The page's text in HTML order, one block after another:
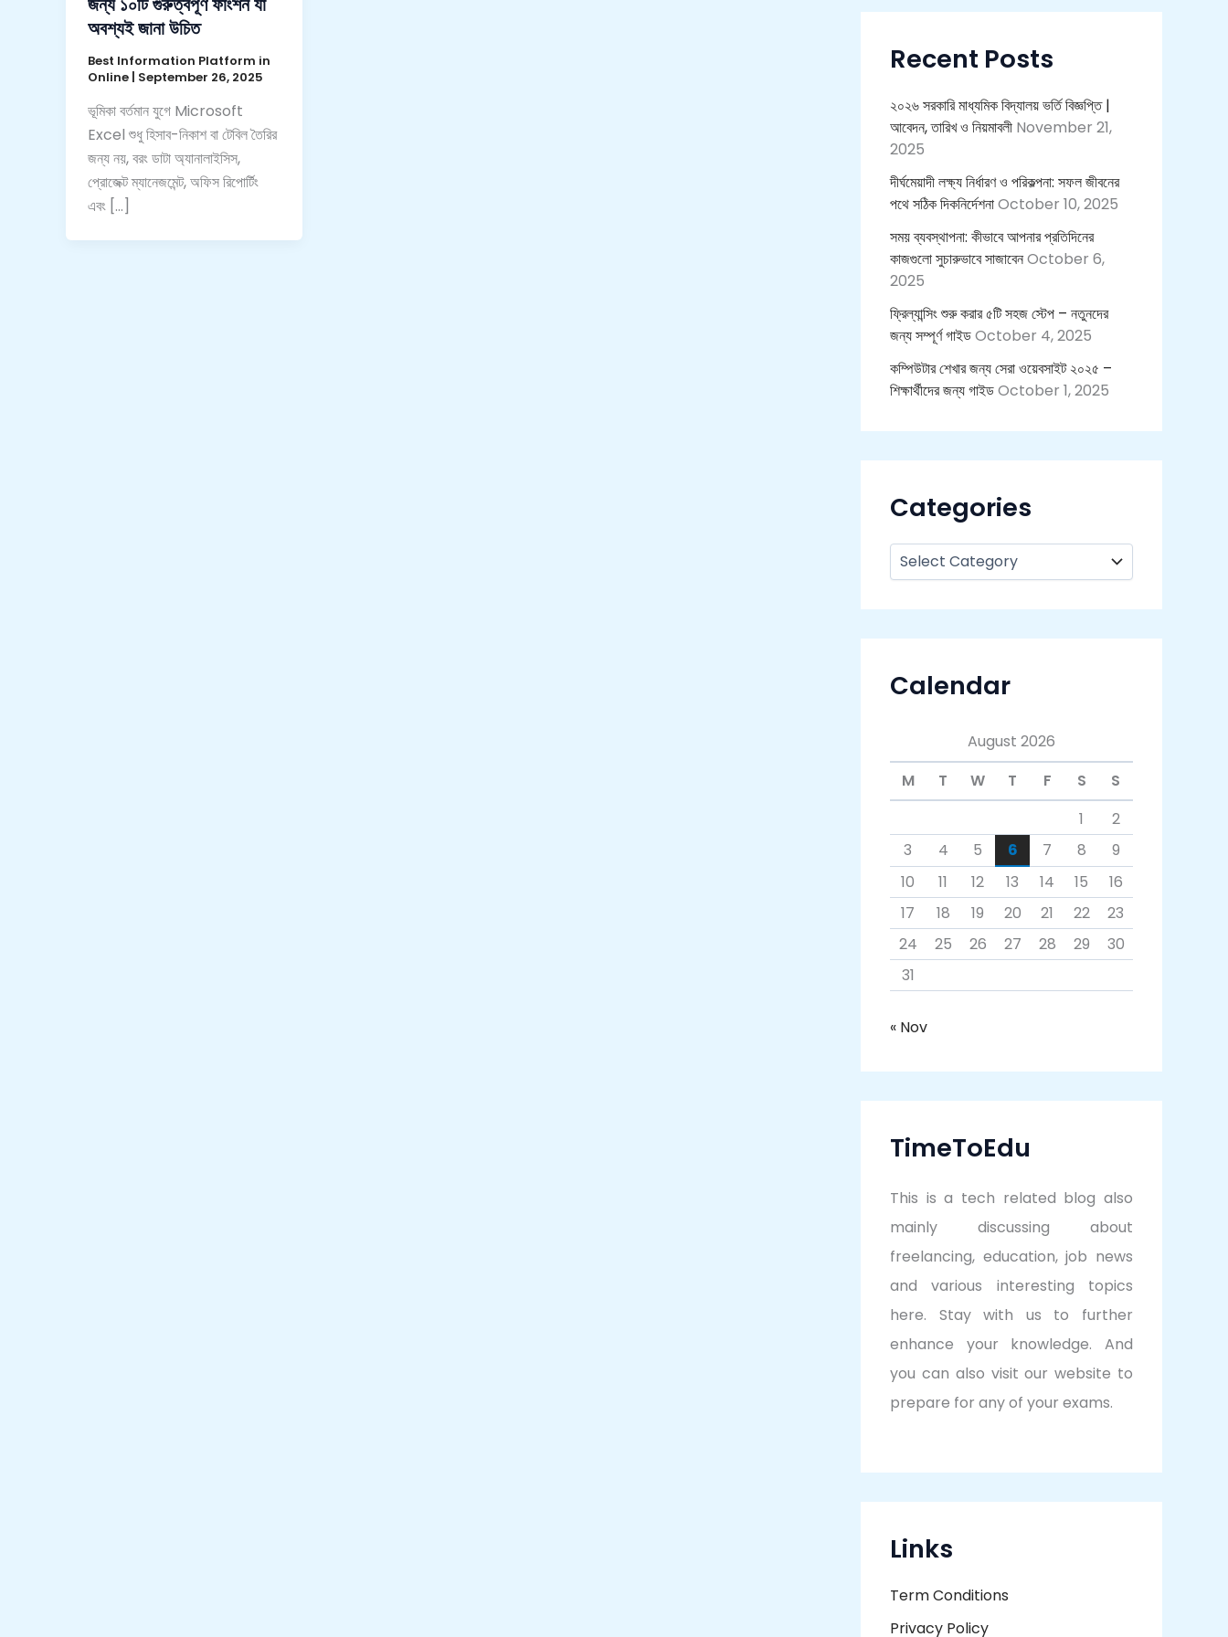
অবশ্যই জানা উচিত
Best Information Platform in
Online | September 26, 2025
ভূমিকা বর্তমান যুগে Microsoft
Excel শুধু হিসাব-নিকাশ বা টেবিল তৈরির
জন্য নয়, বরং ডাটা অ্যানালাইসিস,
প্রোজেক্ট ম্যানেজমেন্ট, অফিস রিপোর্টিং
এবং […]
c
o
Recent Posts
২০২৬ সরকারি মাধ্যমিক বিদ্যালয় ভর্তি বিজ্ঞপ্তি |
আবেদন, তারিখ ও নিয়মাবলী November 21,
2025
দীর্ঘমেয়াদী লক্ষ্য নির্ধারণ ও পরিকল্পনা: সফল জীবনের
পথে সঠিক দিকনির্দেশনাOctober 10, 2025
সময় ব্যবস্থাপনা: কীভাবে আপনার প্রতিদিনের
কাজগুলো সুচারুভাবে সাজাবেনOctober 6,
2025
ফ্রিল্যান্সিং শুরু করার ৫টি সহজ স্টেপ – নতুনদের
জন্য সম্পূর্ণ গাইডOctober 4, 2025
কম্পিউটার শেখার জন্য সেরা ওয়েবসাইট ২০২৫ –
শিক্ষার্থীদের জন্য গাইডOctober 1, 2025
Categories
Calendar
August 2026
M
T W T F S
S
1
2
3
4 5 6 7 8
9
10
11 12 13 14 15
16
17
18 19 20 21 22
23
24
25 26 27 28 29
30
31
« Nov
TimeToEdu
This is a tech related blog also
mainly discussing about
freelancing, education, job news
and various interesting topics
here. Stay with us to further
enhance your knowledge. And
you can also visit our website to
prepare for any of your exams.
Links
Term Conditions
Privacy Policy